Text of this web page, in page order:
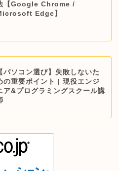
【Google Chrome /
Edge】
【パソコン選び】失敗しないた
の重要ポイント | 現役エンジ
ア&プログラミングスクール講